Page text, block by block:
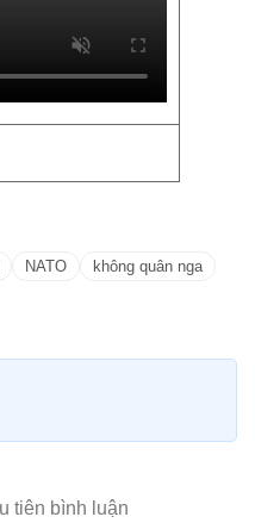
NATO không quân nga